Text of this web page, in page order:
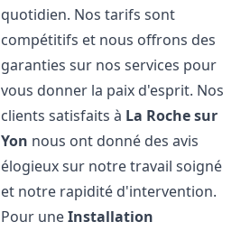
quotidien. Nos tarifs sont
compétitifs et nous offrons des
garanties sur nos services pour
vous donner la paix d'esprit. Nos
clients satisfaits à La Roche sur
Yon nous ont donné des avis
élogieux sur notre travail soigné
et notre rapidité d'intervention.
Pour uneInstallation